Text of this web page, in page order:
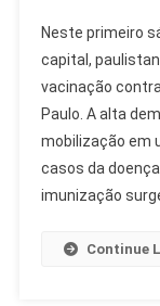
Neste primeiro
capital,
vacinação
Paulo. A alta
mobilização em
casos da
imunização
Continue